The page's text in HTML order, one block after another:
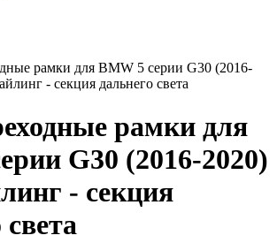
рамки для BMW 5 серии G30 (2016-
- секция дальнего света
рамки для
G30 (2016-2020)
- секция